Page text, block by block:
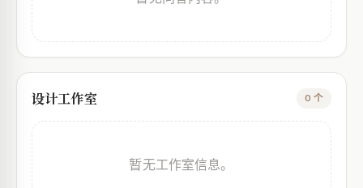
设计工作室 0 个
暂无工作室信息。